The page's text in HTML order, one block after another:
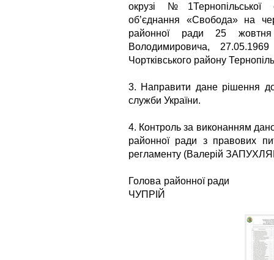
окрузі №1Тернопільської
об’єднання «Свобода» на
районної ради 25
Володимировича,
Чортківського району
3. Направити дане рішення до
служби України.
4. Контроль за виконанням
районної ради з правових
регламенту (Валерій
Голова
ЧУПРІЙ